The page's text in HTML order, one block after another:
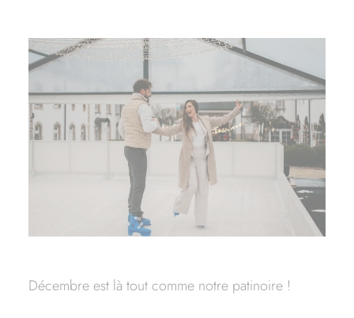
Décembre est là tout comme notre patinoire !